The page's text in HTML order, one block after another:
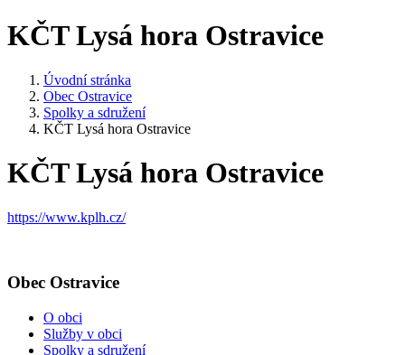
KČT Lysá hora Ostravice
Úvodní stránka
Obec Ostravice
Spolky a sdružení
KČT Lysá hora Ostravice
KČT Lysá hora Ostravice
https://www.kplh.cz/
Obec Ostravice
O obci
Služby v obci
Spolky a sdružení